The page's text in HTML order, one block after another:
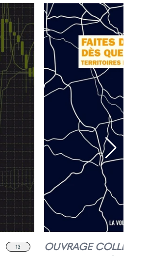
13 OUVRAGE